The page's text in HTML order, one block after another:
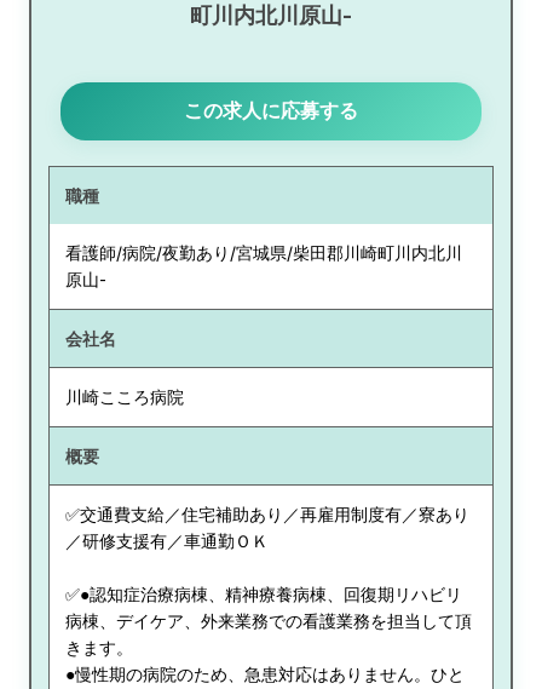
町川内北川原山-
この求人に応募する
職種
看護師/病院/夜勤あり/宮城県/柴田郡川崎町川内北川
原山-
会社名
川崎こころ病院
概要
✅交通費支給／住宅補助あり／再雇用制度有／寮あり
／研修支援有／車通勤ＯＫ
✅●認知症治療病棟、精神療養病棟、回復期リハビリ
病棟、デイケア、外来業務での看護業務を担当して頂
きます。
●慢性期の病院のため、急患対応はありません。ひと